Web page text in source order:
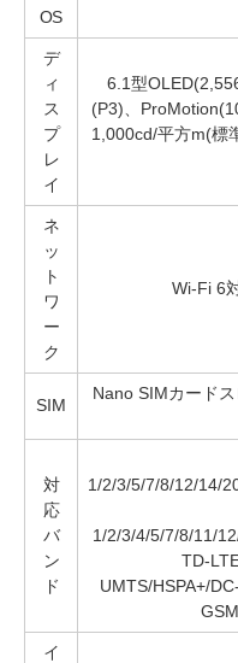
OS
デ
ィ
ス
プ
レ
イ
6.1型
(P3)、
1,000cd/平方m(標
ネ
ッ
ト
ワ
ー
ク
Wi-Fi 6
SIM
Nano SIMカード
対
応
バ
ン
ド
1/2/3/5/7/8/12/14/
1/2/3/4/5/7/8/11/
TD-
UMTS/HSPA+/
イ